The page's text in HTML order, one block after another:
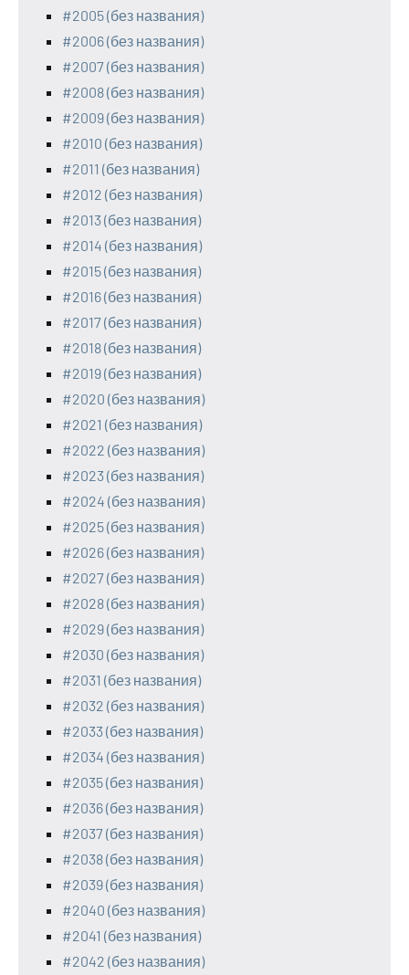
#2005 (без названия)
#2006 (без названия)
#2007 (без названия)
#2008 (без названия)
#2009 (без названия)
#2010 (без названия)
#2011 (без названия)
#2012 (без названия)
#2013 (без названия)
#2014 (без названия)
#2015 (без названия)
#2016 (без названия)
#2017 (без названия)
#2018 (без названия)
#2019 (без названия)
#2020 (без названия)
#2021 (без названия)
#2022 (без названия)
#2023 (без названия)
#2024 (без названия)
#2025 (без названия)
#2026 (без названия)
#2027 (без названия)
#2028 (без названия)
#2029 (без названия)
#2030 (без названия)
#2031 (без названия)
#2032 (без названия)
#2033 (без названия)
#2034 (без названия)
#2035 (без названия)
#2036 (без названия)
#2037 (без названия)
#2038 (без названия)
#2039 (без названия)
#2040 (без названия)
#2041 (без названия)
#2042 (без названия)